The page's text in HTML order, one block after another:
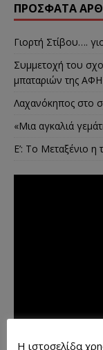
ΠΡΌΣΦΑΤΑ
Γιορτή Στίβου….
Συμμετοχή του
μπαταριών της
Λαχανόκηπος στο
«Μια αγκαλιά
E’: Το Μεταξένιο η
Η ιστοσελίδα